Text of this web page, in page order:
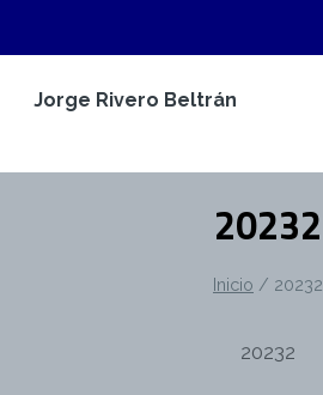
Jorge Rivero Beltrán
20232
Inicio / 20232
20232